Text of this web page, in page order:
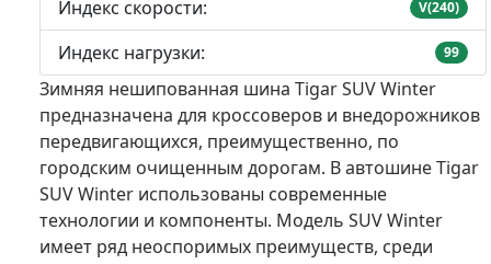
Индекс скорости: V(240)
Индекс нагрузки: 99
Зимняя нешипованная шина Tigar SUV Winter
предназначена для кроссоверов и внедорожников
передвигающихся, преимущественно, по
городским очищенным дорогам. В автошине Tigar
SUV Winter использованы современные
технологии и компоненты. Модель SUV Winter
имеет ряд неоспоримых преимуществ, среди